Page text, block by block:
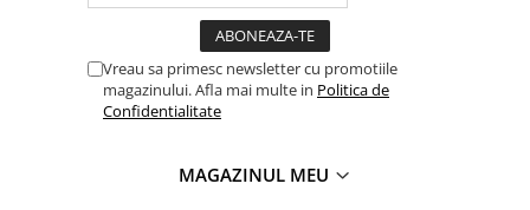
Vreau sa primesc newsletter cu promotiile
magazinului. Afla mai multe in Politica de
Confidentialitate
MAGAZINUL MEU